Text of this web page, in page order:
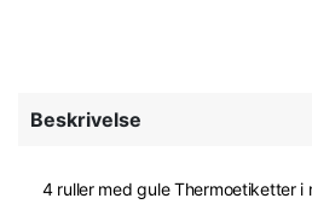
Beskrivelse
4 ruller med gule Thermoetiketter i